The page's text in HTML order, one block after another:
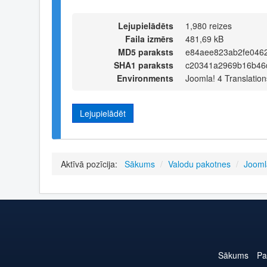
Lejupielādēts
1,980 reizes
Faila izmērs
481,69 kB
MD5 paraksts
SHA1 paraksts
Environments
Joomla! 4
Lejupielādēt
Aktīvā pozīcija: Sākums / Valodu pakotnes /
Sākums